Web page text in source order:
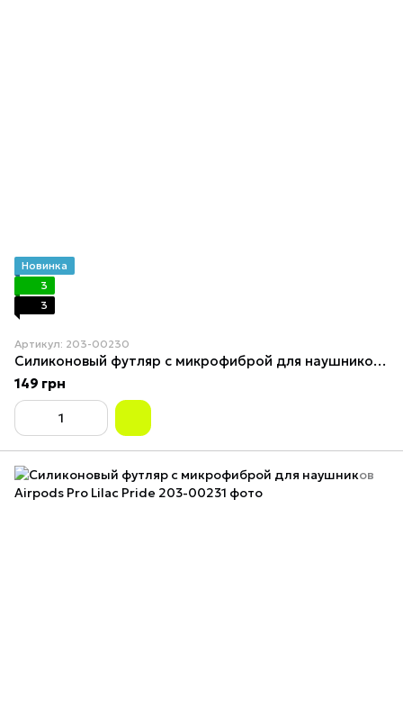
Новинка
3
3
Артикул: 203-00230
Силиконовый футляр с микрофиброй для наушников Airpods Pro Rose Red
149 грн